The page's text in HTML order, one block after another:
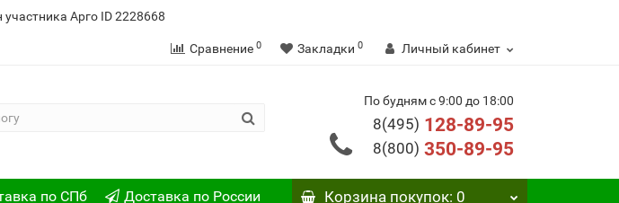
участника Арго ID 2228668
Сравнение 0 Закладки 0 Личный кабинет
По будням с 9:00 до 18:00
8(495) 128-89-95
8(800) 350-89-95
по СПб Доставка по России Корзинапокупок: 0